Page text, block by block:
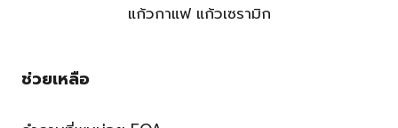
แก้วกาแฟ แก้วเซรามิก
ช่วยเหลือ